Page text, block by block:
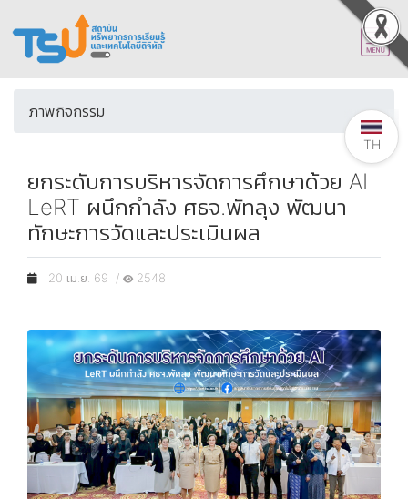
ภาพกิจกรรม
ยกระดับการบริหารจัดการศึกษาด้วย AI
LeRT ผนึกกำลัง ศธจ.พัทลุง พัฒนา
ทักษะการวัดและประเมินผล
20 เม.ย. 69 / 2548
TH